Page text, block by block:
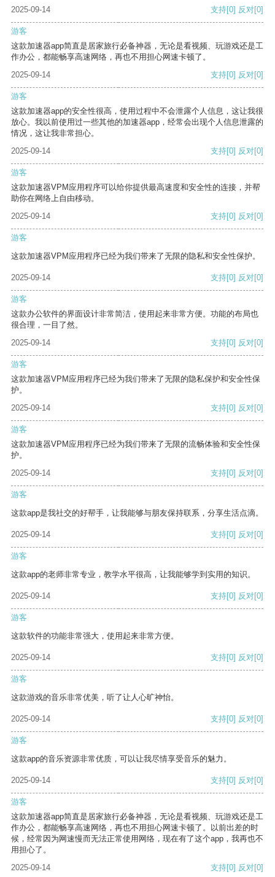
2025-09-14
支持[0] 反对[0]
游客
这款加速器app简直是居家旅行必备神器，无论是看视频、玩游戏还是工
作办公，都能畅享高速网络，再也不用担心网速卡顿了。
2025-09-14
支持[0] 反对[0]
游客
这款加速器app的安全性很高，使用过程中不会泄露个人信息，这让我很
放心。我以前使用过一些其他的加速器app，经常会出现个人信息泄露的
情况，这让我非常担心。
2025-09-14
支持[0] 反对[0]
游客
这款加速器VPM应用程序可以给你提供最高速度和安全性的连接，并帮
助你在网络上自由移动。
2025-09-14
支持[0] 反对[0]
游客
这款加速器VPM应用程序已经为我们带来了无限的隐私和安全性保护。
2025-09-14 支持[0] 反对[0]
游客
这款办公软件的界面设计非常简洁，使用起来非常方便。功能的布局也
很合理，一目了然。
2025-09-14
支持[0] 反对[0]
游客
这款加速器VPM应用程序已经为我们带来了无限的隐私保护和安全性保
护。
2025-09-14
支持[0] 反对[0]
游客
这款加速器VPM应用程序已经为我们带来了无限的流畅体验和安全性保
护。
2025-09-14
支持[0] 反对[0]
游客
这款app是我社交的好帮手，让我能够与朋友保持联系，分享生活点滴。
2025-09-14 支持[0] 反对[0]
游客
这款app的老师非常专业，教学水平很高，让我能够学到实用的知识。
2025-09-14 支持[0] 反对[0]
游客
这款软件的功能非常强大，使用起来非常方便。
2025-09-14 支持[0] 反对[0]
游客
这款游戏的音乐非常优美，听了让人心旷神怡。
2025-09-14 支持[0] 反对[0]
游客
这款app的音乐资源非常优质，可以让我尽情享受音乐的魅力。
2025-09-14 支持[0] 反对[0]
游客
这款加速器app简直是居家旅行必备神器，无论是看视频、玩游戏还是工
作办公，都能畅享高速网络，再也不用担心网速卡顿了。以前出差的时
候，经常因为网速慢而无法正常使用网络，现在有了这个app，我再也不
用担心了。
2025-09-14
支持[0] 反对[0]